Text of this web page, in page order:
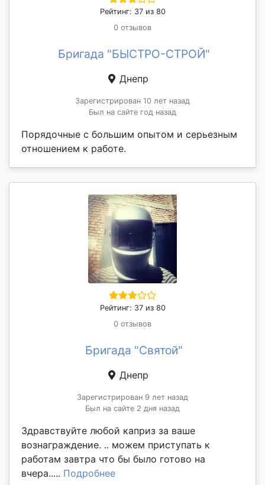
Рейтинг: 37 из 80
0 отзывов
Бригада "БЫСТРО-СТРОЙ"
Днепр
Зарегистрирован 10 лет назад
Был на сайте год назад
Порядочные с большим опытом и серьезным
отношением к работе.
Рейтинг: 37 из 80
0 отзывов
Бригада "Святой"
Днепр
Зарегистрирован 9 лет назад
Был на сайте 2 дня назад
Здравствуйте любой каприз за ваше
вознаграждение. .. можем приступать к
работам завтра что бы было готово на
вчера..... Подробнее